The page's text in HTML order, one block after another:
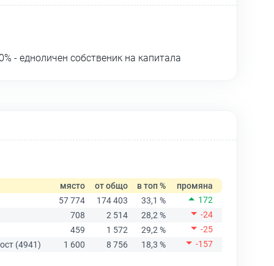
- едноличен собственик на капитала
място от общо в топ %
промяна
57 774
174 403 33,1 %
172
708
2 514 28,2 %
-24
459
1 572 29,2 %
-25
(4941)
1 600 8 756 18,3 % -157